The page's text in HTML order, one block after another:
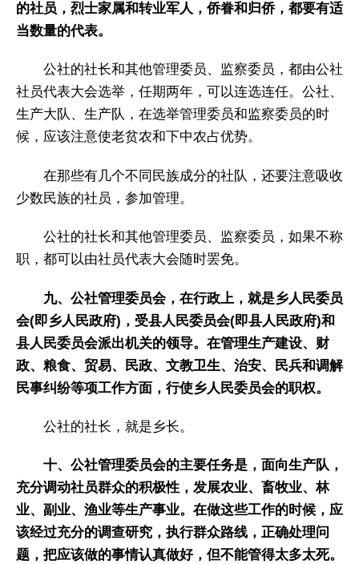
的社员，烈士家属和转业军人，侨眷和归侨，都要有适
当数量的代表。
公社的社长和其他管理委员、监察委员，都由公社
社员代表大会选举，任期两年，可以连选连任。公社、
生产大队、生产队，在选举管理委员和监察委员的时
候，应该注意使老贫农和下中农占优势。
在那些有几个不同民族成分的社队，还要注意吸收
少数民族的社员，参加管理。
公社的社长和其他管理委员、监察委员，如果不称
职，都可以由社员代表大会随时罢免。
九、公社管理委员会，在行政上，就是乡人民委员
会(即乡人民政府)，受县人民委员会(即县人民政府)和
县人民委员会派出机关的领导。在管理生产建设、财
政、粮食、贸易、民政、文教卫生、治安、民兵和调解
民事纠纷等项工作方面，行使乡人民委员会的职权。
公社的社长，就是乡长。
十、公社管理委员会的主要任务是，面向生产队，
充分调动社员群众的积极性，发展农业、畜牧业、林
业、副业、渔业等生产事业。在做这些工作的时候，应
该经过充分的调查研究，执行群众路线，正确处理问
题，把应该做的事情认真做好，但不能管得太多太死。